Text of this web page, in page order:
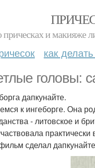
и макияже
как
головы:
дапкунайте.
к ингеборге. Она
- литовское и
сделал